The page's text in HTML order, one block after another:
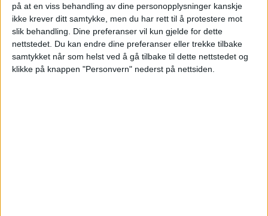
på at en viss behandling av dine personopplysninger kanskje
ikke krever ditt samtykke, men du har rett til å protestere mot
slik behandling. Dine preferanser vil kun gjelde for dette
nettstedet. Du kan endre dine preferanser eller trekke tilbake
samtykket når som helst ved å gå tilbake til dette nettstedet og
klikke på knappen "Personvern" nederst på nettsiden.
han.
Les også:Politiet søker etter personer
med kniv i området ved Fagerborg